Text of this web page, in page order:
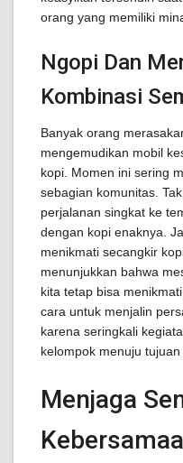
orang yang memiliki
Ngopi Dan
Kombinasi
Banyak orang
mengemudikan mobil
kopi. Momen ini sering
sebagian komunitas.
perjalanan singkat ke
dengan kopi enaknya.
menikmati secangkir
menunjukkan bahwa
kita tetap bisa
cara untuk menjalin
karena seringkali
kelompok menuju tujuan
Menjaga